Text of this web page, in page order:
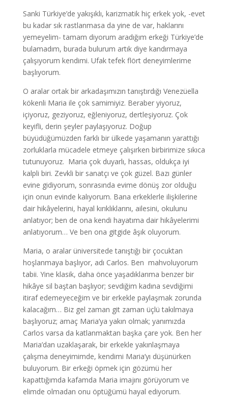
Sanki Türkiye’de yakışıklı, karizmatik hiç erkek yok, -evet
bu kadar sık rastlanmasa da yine de var, haklarını
yemeyelim- tamam diyorum aradığım erkeği Türkiye’de
bulamadım, burada bulurum artık diye kandırmaya
çalışıyorum kendimi. Ufak tefek flört deneyimlerime
başlıyorum.
O aralar ortak bir arkadaşımızın tanıştırdığı Venezüella
kökenli Maria ile çok samimiyiz. Beraber yiyoruz,
içiyoruz, geziyoruz, eğleniyoruz, dertleşiyoruz. Çok
keyifli, derin şeyler paylaşıyoruz. Doğup
büyüdüğümüzden farklı bir ülkede yaşamanın yarattığı
zorluklarla mücadele etmeye çalışırken birbirimize sıkıca
tutunuyoruz. Maria çok duyarlı, hassas, oldukça iyi
kalpli biri. Zevkli bir sanatçı ve çok güzel. Bazı günler
evine gidiyorum, sonrasında evime dönüş zor olduğu
için onun evinde kalıyorum. Bana erkeklerle ilişkilerine
dair hikâyelerini, hayal kırıklıklarını, ailesini, okulunu
anlatıyor; ben de ona kendi hayatıma dair hikâyelerimi
anlatıyorum… Ve ben ona gitgide âşık oluyorum.
Maria, o aralar üniversitede tanıştığı bir çocuktan
hoşlanmaya başlıyor, adı Carlos. Ben mahvoluyorum
tabii. Yine klasik, daha önce yaşadıklarıma benzer bir
hikâye sil baştan başlıyor; sevdiğim kadına sevdiğimi
itiraf edemeyeceğim ve bir erkekle paylaşmak zorunda
kalacağım… Biz gel zaman git zaman üçlü takılmaya
başlıyoruz; amaç Maria’ya yakın olmak; yanımızda
Carlos varsa da katlanmaktan başka çare yok. Ben her
Maria’dan uzaklaşarak, bir erkekle yakınlaşmaya
çalışma deneyimimde, kendimi Maria’yı düşünürken
buluyorum. Bir erkeği öpmek için gözümü her
kapattığımda kafamda Maria imajını görüyorum ve
elimde olmadan onu öptüğümü hayal ediyorum.